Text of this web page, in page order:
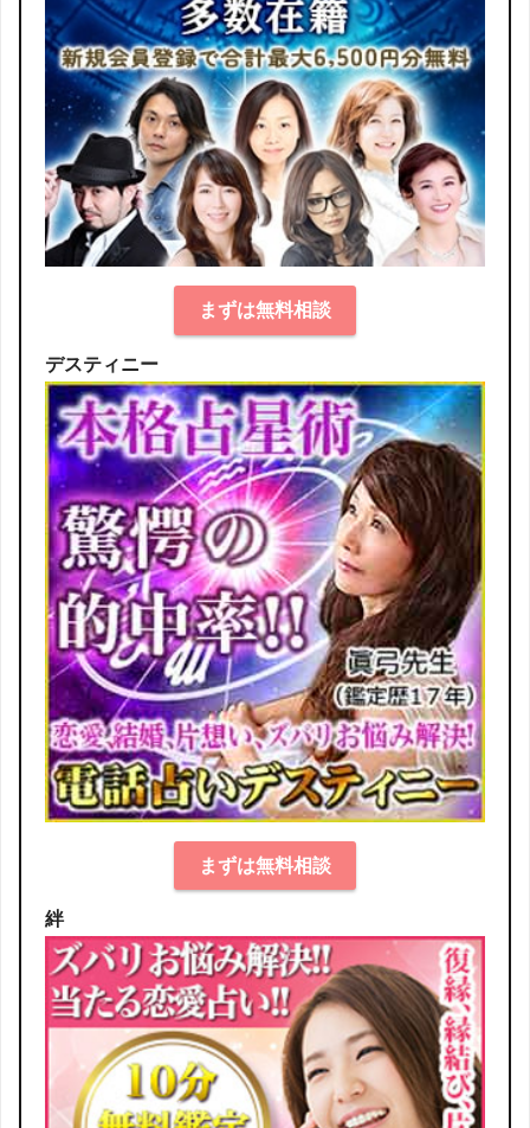
まずは無料相談
デスティニー
まずは無料相談
絆